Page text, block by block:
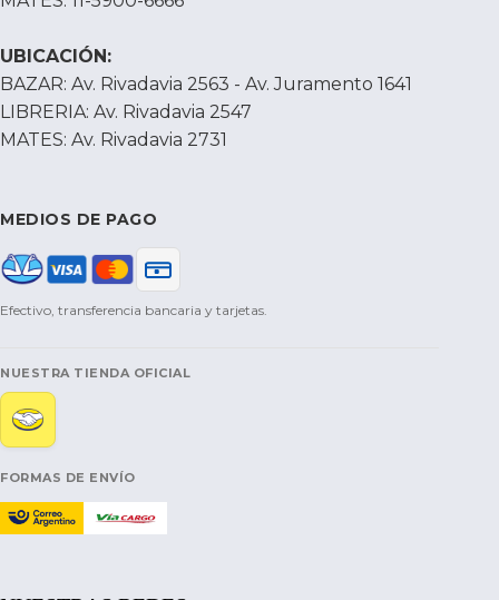
UBICACIÓN:
BAZAR: Av. Rivadavia 2563 - Av. Juramento 1641
LIBRERIA: Av. Rivadavia 2547
MATES: Av. Rivadavia 2731
MEDIOS DE PAGO
Efectivo, transferencia bancaria y tarjetas.
NUESTRA TIENDA OFICIAL
FORMAS DE ENVÍO